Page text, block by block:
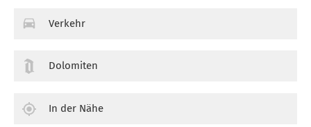
Verkehr
Dolomiten
In der Nähe